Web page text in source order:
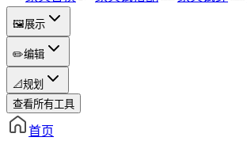
🖼️展示
✏️编辑
📐规划
查看所有工具
首页